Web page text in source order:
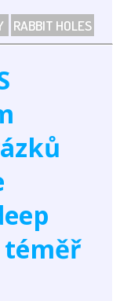
RABBIT HOLES